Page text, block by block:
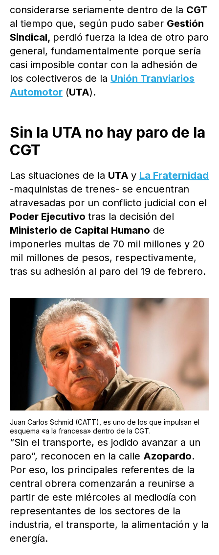
considerarse seriamente dentro de la CGT
al tiempo que, según pudo saber Gestión
Sindical, perdió fuerza la idea de otro paro
general, fundamentalmente porque sería
casi imposible contar con la adhesión de
los colectiveros de la Unión Tranviarios
Automotor (UTA).
Sin la UTA no hay paro de la
CGT
Las situaciones de la UTA y La Fraternidad
-maquinistas de trenes- se encuentran
atravesadas por un conflicto judicial con el
Poder Ejecutivo tras la decisión del
Ministerio de Capital Humano de
imponerles multas de 70 mil millones y 20
mil millones de pesos, respectivamente,
tras su adhesión al paro del 19 de febrero.
Juan Carlos Schmid (CATT), es uno de los que impulsan el
esquema «a la francesa» dentro de la CGT.
“Sin el transporte, es jodido avanzar a un
paro”, reconocen en la calle Azopardo.
Por eso, los principales referentes de la
central obrera comenzarán a reunirse a
partir de este miércoles al mediodía con
representantes de los sectores de la
industria, el transporte, la alimentación y la
energía.